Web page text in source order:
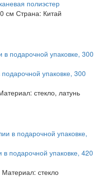
полиэстер
см Страна: Китай
упаковке, 300
стекло, латунь
подарочной упаковке, 420
Материал: стекло